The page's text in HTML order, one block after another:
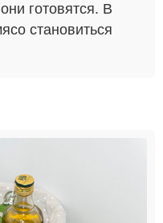
готовятся. В
становиться